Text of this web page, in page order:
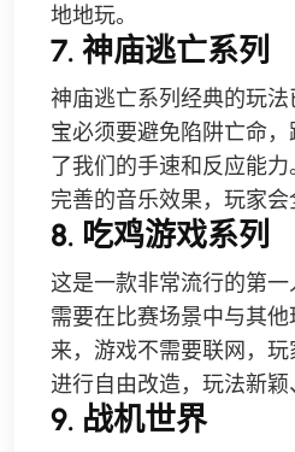
地地玩。
7. 神庙逃亡系列
神庙逃亡系列经典的玩
宝必须要避免陷阱亡命
了我们的手速和反应能
完善的音乐效果，玩家会
8. 吃鸡游戏系列
这是一款非常流行的第
需要在比赛场景中与其
来，游戏不需要联网，
进行自由改造，玩法新颖
9. 战机世界